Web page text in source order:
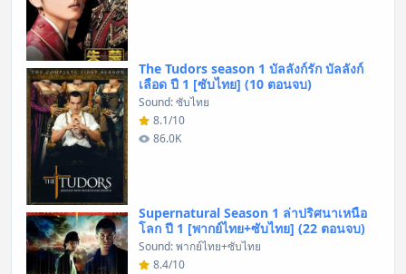
The Tudors season 1 บัลลังก์รัก บัลลังก์
เลือด ปี 1 [ซับไทย] (10 ตอนจบ)
Sound: ซับไทย
8.1/10
86.0K
Supernatural Season 1 ล่าปริศนาเหนือ
โลก ปี 1 [พากย์ไทย+ซับไทย] (22 ตอนจบ)
Sound: พากย์ไทย+ซับไทย
8.4/10